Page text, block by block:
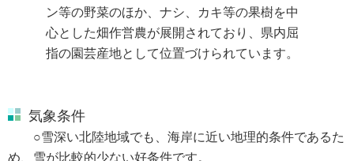
ン等の野菜のほか、ナシ、カキ等の果樹を中
心とした畑作営農が展開されており、県内屈
指の園芸産地として位置づけられています。
気象条件
○雪深い北陸地域でも、海岸に近い地理的条件であるた
め、雪が比較的少ない好条件です。